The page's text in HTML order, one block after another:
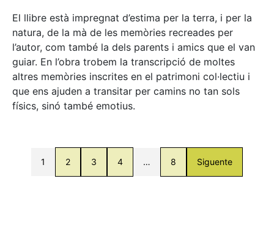
El llibre està impregnat d’estima per la terra, i per la
natura, de la mà de les memòries recreades per
l’autor, com també la dels parents i amics que el van
guiar. En l’obra trobem la transcripció de moltes
altres memòries inscrites en el patrimoni col·lectiu i
que ens ajuden a transitar per camins no tan sols
físics, sinó també emotius.
1 2 3 4 … 8 Siguente